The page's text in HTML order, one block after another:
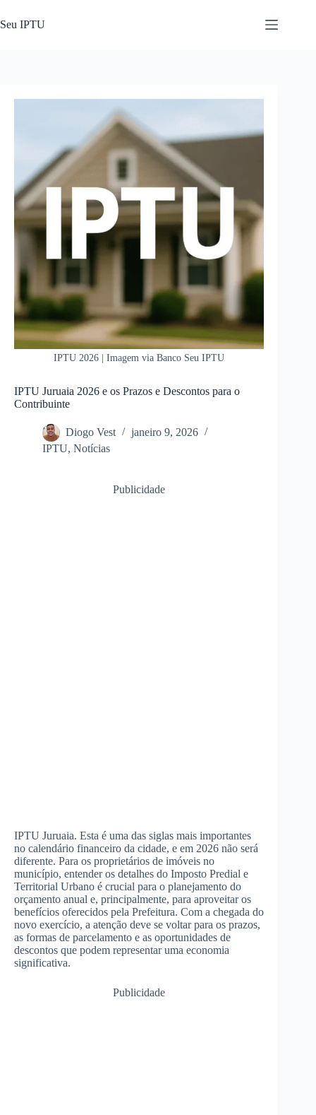
para
o
Seu IPTU
IPTU 2026 | Imagem via Banco Seu IPTU
IPTU Juruaia 2026 e os Prazos e Descontos para o
Contribuinte
Diogo Vest
janeiro 9, 2026
IPTU, Notícias
Publicidade
IPTU Juruaia. Esta é uma das siglas mais importantes
no calendário financeiro da cidade, e em 2026 não será
diferente. Para os proprietários de imóveis no
município, entender os detalhes do Imposto Predial e
Territorial Urbano é crucial para o planejamento do
orçamento anual e, principalmente, para aproveitar os
benefícios oferecidos pela Prefeitura. Com a chegada do
novo exercício, a atenção deve se voltar para os prazos,
as formas de parcelamento e as oportunidades de
descontos que podem representar uma economia
significativa.
Publicidade